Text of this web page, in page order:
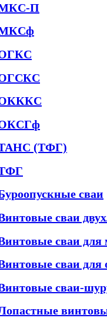
П
(ТФГ)
сваи
сваи
сваи для
сваи
сваи-